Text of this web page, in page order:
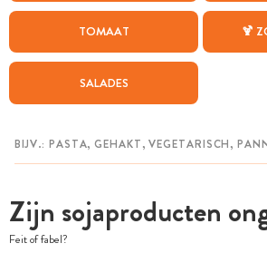
TOMAAT 🍹
SALADES
Zijn sojaproducten
Feit of fabel?
WEEKMENU
CHAT MET MAIA
MIJN BEWAARDE RECEPTEN